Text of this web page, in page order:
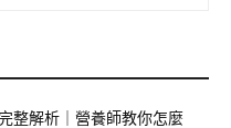
整解析｜營養師教你怎麼